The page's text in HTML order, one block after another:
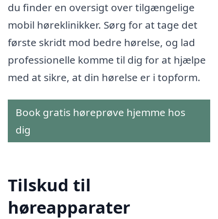
du finder en oversigt over tilgængelige
mobil høreklinikker. Sørg for at tage det
første skridt mod bedre hørelse, og lad
professionelle komme til dig for at hjælpe
med at sikre, at din hørelse er i topform.
Book gratis høreprøve hjemme hos
dig
Tilskud til
høreapparater